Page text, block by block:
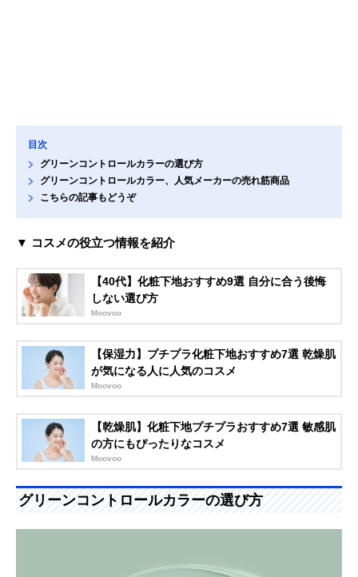
目次
グリーンコントロールカラーの選び方
グリーンコントロールカラー、人気メーカーの売れ筋商品
こちらの記事もどうぞ
▼ コスメの役立つ情報を紹介
【40代】化粧下地おすすめ9選 自分に合う後悔
しない選び方
Moovoo
【保湿力】プチプラ化粧下地おすすめ7選 乾燥肌
が気になる人に人気のコスメ
Moovoo
【乾燥肌】化粧下地プチプラおすすめ7選 敏感肌
の方にもぴったりなコスメ
Moovoo
グリーンコントロールカラーの選び方